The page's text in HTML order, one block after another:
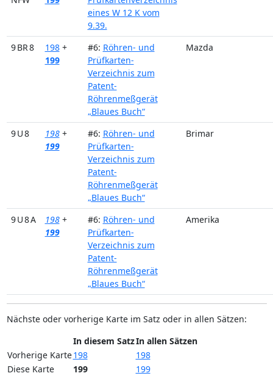
eines W 12 K vom
9.39.
9 BR 8 198 +
199
#6: Röhren- und
Prüfkarten-
Verzeichnis zum
Patent-
Röhrenmeßgerät
„Blaues Buch“
Mazda
9 U 8 198 +
199
#6: Röhren- und
Prüfkarten-
Verzeichnis zum
Patent-
Röhrenmeßgerät
„Blaues Buch“
Brimar
9 U 8 A 198 +
199
#6: Röhren- und
Prüfkarten-
Verzeichnis zum
Patent-
Röhrenmeßgerät
„Blaues Buch“
Amerika
Nächste oder vorherige Karte im Satz oder in allen Sätzen:
In diesem SatzIn allen Sätzen
Vorherige Karte198
198
Diese Karte
199
199